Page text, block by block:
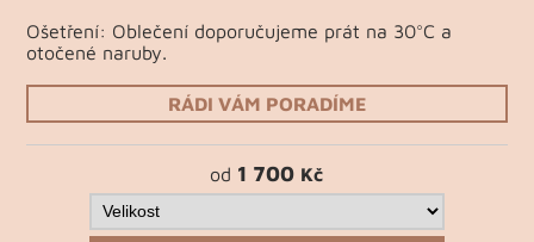
Ošetření: Oblečení doporučujeme prát na 30°C a
otočené naruby.
RÁDI VÁM PORADÍME
od 1 700 Kč